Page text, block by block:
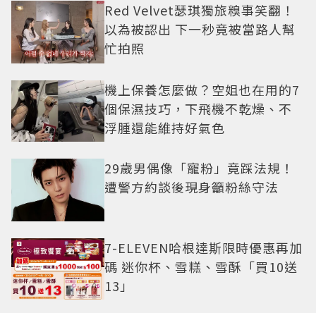
Red Velvet瑟琪獨旅糗事笑翻！
以為被認出 下一秒竟被當路人幫
忙拍照
機上保養怎麼做？空姐也在用的7
個保濕技巧，下飛機不乾燥、不
浮腫還能維持好氣色
29歲男偶像「寵粉」竟踩法規！
遭警方約談後現身籲粉絲守法
7-ELEVEN哈根達斯限時優惠再加
碼 迷你杯、雪糕、雪酥「買10送
13」